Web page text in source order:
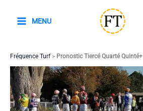
MENU
Fréquence Turf> Pronostic Tiercé Quarté Quinté+